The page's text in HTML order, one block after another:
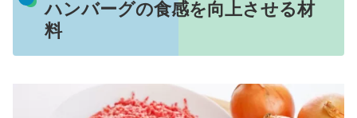
ハンバーグの食感を向上させる材
料